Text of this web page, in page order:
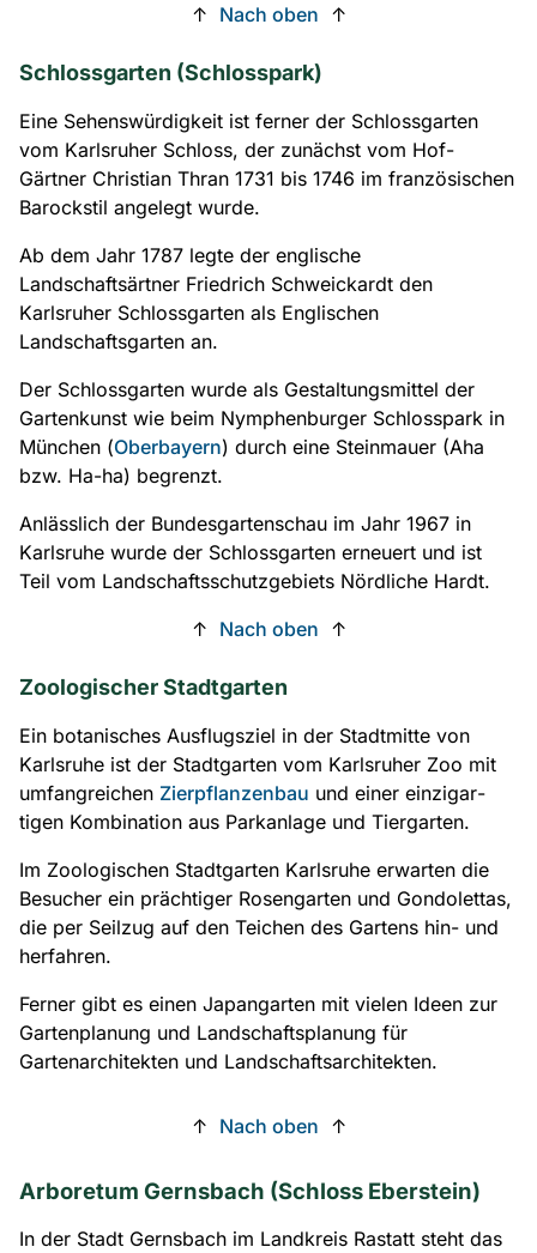
↑ Nach oben ↑
Schlossgarten (Schlosspark)
Eine Sehenswürdigkeit ist ferner der Schlossgarten
vom Karlsruher Schloss, der zunächst vom Hof-
Gärtner Christian Thran 1731 bis 1746 im französischen
Barockstil angelegt wurde.
Ab dem Jahr 1787 legte der englische
Landschaftsärtner Friedrich Schweickardt den
Karlsruher Schlossgarten als Englischen
Landschaftsgarten an.
Der Schlossgarten wurde als Gestaltungsmittel der
Gartenkunst wie beim Nymphenburger Schlosspark in
München (Oberbayern) durch eine Steinmauer (Aha
bzw. Ha-ha) begrenzt.
Anlässlich der Bundesgartenschau im Jahr 1967 in
Karlsruhe wurde der Schlossgarten erneuert und ist
Teil vom Landschaftsschutzgebiets Nördliche Hardt.
↑ Nach oben ↑
Zoologischer Stadtgarten
Ein botanisches Ausflugsziel in der Stadtmitte von
Karlsruhe ist der Stadtgarten vom Karlsruher Zoo mit
umfangreichen Zierpflanzenbau und einer einzig­ar­
tigen Kombi­na­tion aus Parkanlage und Tiergarten.
Im Zoologischen Stadtgarten Karlsruhe erwarten die
Besucher ein prächtiger Rosengarten und Gondolettas,
die per Seilzug auf den Teichen des Gartens hin- und
herfahren.
Ferner gibt es einen Japangarten mit vielen Ideen zur
Gartenplanung und Landschaftsplanung für
Gartenarchitekten und Landschaftsarchitekten.
↑ Nach oben ↑
Arboretum Gernsbach (Schloss Eberstein)
In der Stadt Gernsbach im Landkreis Rastatt steht das